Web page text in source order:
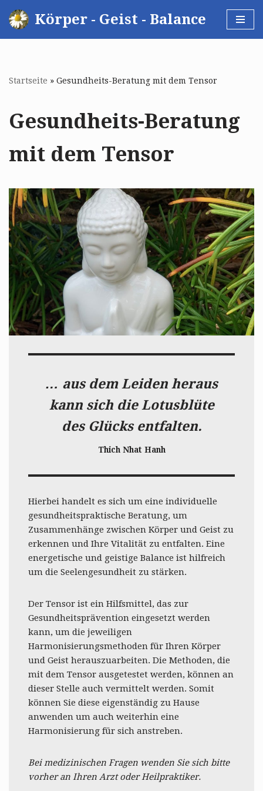
Zum
Körper - Geist - Balance
Startseite » Gesundheits-Beratung mit dem Tensor
Gesundheits-Beratung
mit dem Tensor
… aus dem Leiden heraus
kann sich die Lotusblüte
des Glücks entfalten.
Thich Nhat Hanh
Hierbei handelt es sich um eine individuelle
gesundheitspraktische Beratung, um
Zusammenhänge zwischen Körper und Geist zu
erkennen und Ihre Vitalität zu entfalten. Eine
energetische und geistige Balance ist hilfreich
um die Seelengesundheit zu stärken.
Der Tensor ist ein Hilfsmittel, das zur
Gesundheitsprävention eingesetzt werden
kann, um die jeweiligen
Harmonisierungsmethoden für Ihren Körper
und Geist herauszuarbeiten. Die Methoden, die
mit dem Tensor ausgetestet werden, können an
dieser Stelle auch vermittelt werden. Somit
können Sie diese eigenständig zu Hause
anwenden um auch weiterhin eine
Harmonisierung für sich anstreben.
Bei medizinischen Fragen wenden Sie sich bitte
vorher an Ihren Arzt oder Heilpraktiker.